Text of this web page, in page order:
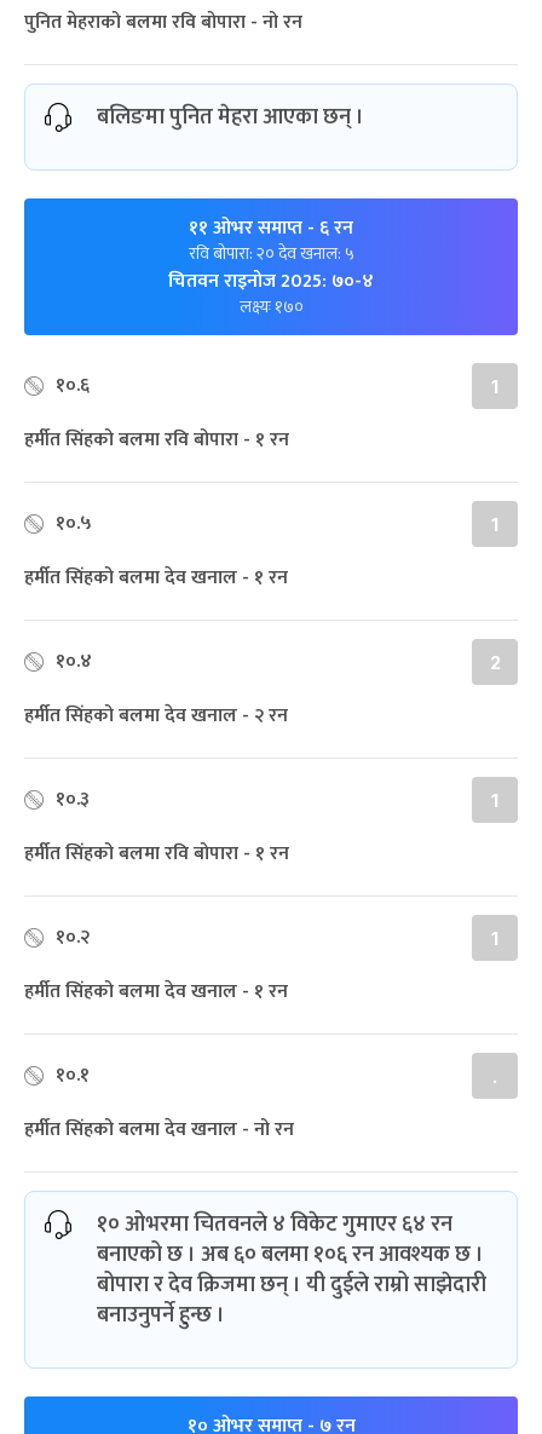
पुनित मेहराको बलमा रवि बोपारा - नो रन
बलिङमा पुनित मेहरा आएका छन् ।
११ ओभर समाप्त- ६ रन
रवि बोपारा: २० देव खनाल: ५
चितवन राइनोज 2025: ७०-४
लक्ष्यः १७०
१०.६ 1
हर्मीत सिंहको बलमा रवि बोपारा - १ रन
१०.५ 1
हर्मीत सिंहको बलमा देव खनाल - १ रन
१०.४ 2
हर्मीत सिंहको बलमा देव खनाल - २ रन
१०.३ 1
हर्मीत सिंहको बलमा रवि बोपारा - १ रन
१०.२ 1
हर्मीत सिंहको बलमा देव खनाल - १ रन
१०.१ .
हर्मीत सिंहको बलमा देव खनाल - नो रन
१० ओभरमा चितवनले ४ विकेट गुमाएर ६४ रन
बनाएको छ । अब ६० बलमा १०६ रन आवश्यक छ ।
बोपारा र देव क्रिजमा छन् । यी दुईले राम्रो साझेदारी
बनाउनुपर्ने हुन्छ ।
१० ओभर समाप्त- ७ रन